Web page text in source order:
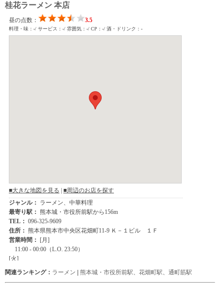
桂花ラーメン 本店
関連ランキング： ラーメン | 熊本城・市役所前駅 花畑町駅 通町筋駅